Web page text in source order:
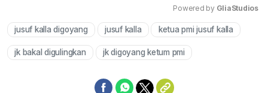
Mute
Powered by GliaStudios
jusuf kalla digoyang jusuf kalla ketua pmi jusuf kalla
jk bakal digulingkan jk digoyang ketum pmi